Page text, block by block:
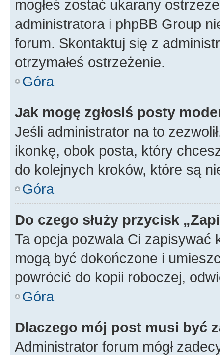
mogłeś zostać ukarany
administratora i phpBB Group
forum. Skontaktuj się z
otrzymałeś ostrzeżenie.
Góra
Jak mogę zgłosiś posty
Jeśli administrator na to
ikonkę, obok posta, który
do kolejnych kroków, które są
Góra
Do czego służy przycisk
Ta opcja pozwala Ci zapisywać
mogą być dokończone i
powrócić do kopii roboczej,
Góra
Dlaczego mój post musi być
Administrator forum mógł